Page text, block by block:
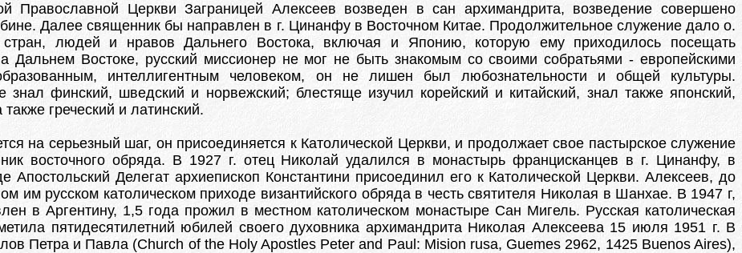
Православной Церкви Заграницей Алексеев возведен в сан архимандрита, возведение совершено
Далее священник бы направлен в г. Цинанфу в Восточном Китае. Продолжительное служение дало о.
людей и нравов Дальнего Востока, включая и Японию, которую ему приходилось посещать
Дальнем Востоке, русский миссионер не мог не быть знакомым со своими собратьями - европейскими
интеллигентным человеком, он не лишен был любознательности и общей культуры.
финский, шведский и норвежский; блестяще изучил корейский и китайский, знал также японский,
греческий и латинский.
на серьезный шаг, он присоединяется к Католической Церкви, и продолжает свое пастырское служение
восточного обряда. В 1927 г. отец Николай удалился в монастырь францисканцев в г. Цинанфу, в
Делегат архиепископ Константини присоединил его к Католической Церкви. Алексеев, до
им русском католическом приходе византийского обряда в честь святителя Николая в Шанхае. В 1947 г,
в Аргентину, 1,5 года прожил в местном католическом монастыре Сан Мигель. Русская католическая
пятидесятилетний юбилей своего духовника архимандрита Николая Алексеева 15 июля 1951 г. В
Петра и Павла (Church of the Holy Apostles Peter and Paul: Mision rusa, Guemes 2962, 1425 Buenos Aires),